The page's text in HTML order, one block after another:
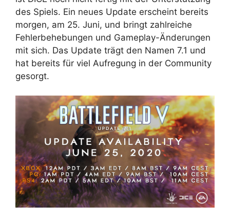
des Spiels. Ein neues Update erscheint bereits
morgen, am 25. Juni, und bringt zahlreiche
Fehlerbehebungen und Gameplay-Änderungen
mit sich. Das Update trägt den Namen 7.1 und
hat bereits für viel Aufregung in der Community
gesorgt.